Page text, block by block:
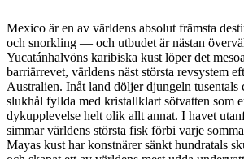
Mexico är en av världens absolut främsta
och snorkling — och utbudet är nästan
Yucatánhalvöns karibiska kust löper det
barriärrevet, världens näst största revsystem
Australien. Inåt land döljer djungeln
slukhål fyllda med kristallklart sötvatten som
dykupplevelse helt olik allt annat. I havet
simmar världens största fisk förbi varje
Mayas kust har konstnärer sänkt hundratals